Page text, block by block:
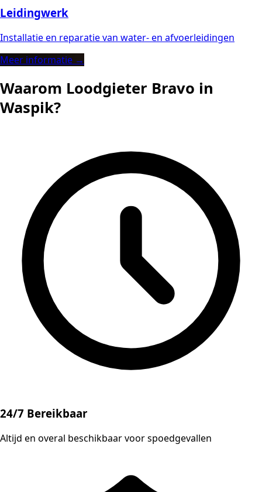
Leidingwerk
Installatie en reparatie van water- en afvoerleidingen
Meer informatie →
Waarom Loodgieter Bravo in
Waspik?
24/7 Bereikbaar
Altijd en overal beschikbaar voor spoedgevallen